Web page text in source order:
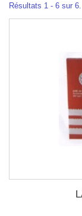
Résultats 1 - 6 sur 6.